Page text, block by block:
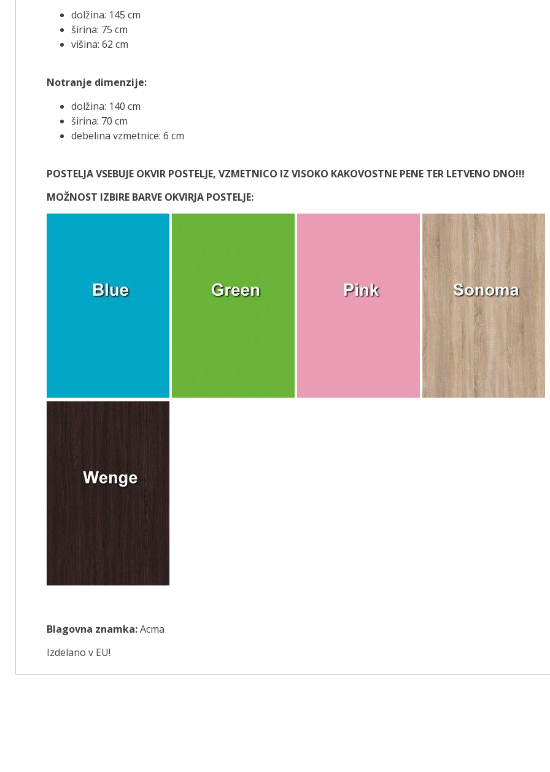
dolžina: 145 cm
širina: 75 cm
višina: 62 cm
Notranje dimenzije:
dolžina: 140 cm
širina: 70 cm
debelina vzmetnice: 6 cm
POSTELJA VSEBUJE OKVIR POSTELJE, VZMETNICO IZ VISOKO KAKOVOSTNE PENE TER LETVENO DNO!!!
MOŽNOST IZBIRE BARVE OKVIRJA POSTELJE:
Blagovna znamka:Acma
Izdelano v EU!